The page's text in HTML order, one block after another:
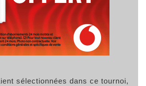
sélectionnées dans ce tournoi,